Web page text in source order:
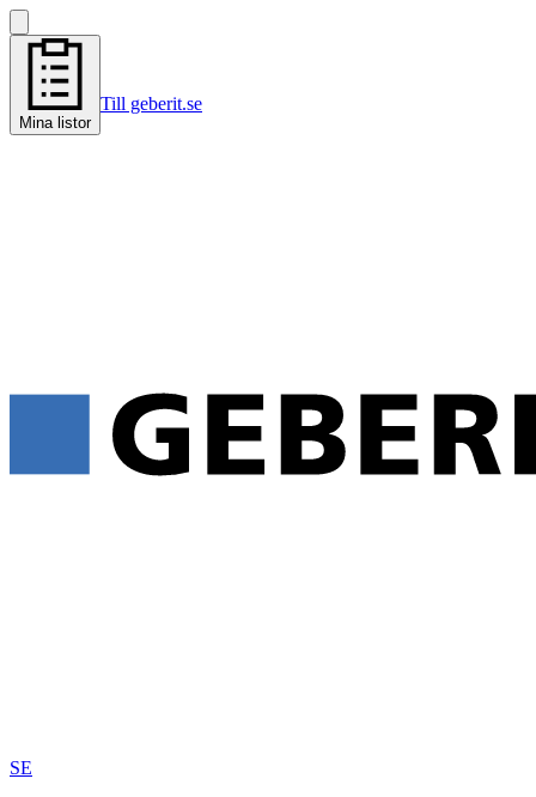
Mina listor
Till geberit.se
SE